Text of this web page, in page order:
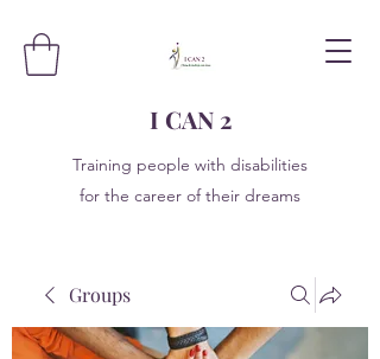
I CAN 2
Training people with disabilities
for the career of their dreams
Groups